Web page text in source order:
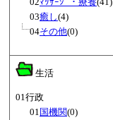
03癒し(4)
04その他(0)
生活
01行政
01 国機関(0)